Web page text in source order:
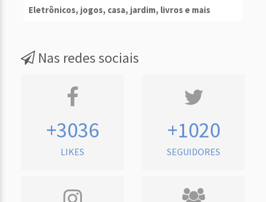
Eletrônicos, jogos, casa, jardim, livros e mais
Nas redes sociais
+3036
LIKES
+1020
SEGUIDORES